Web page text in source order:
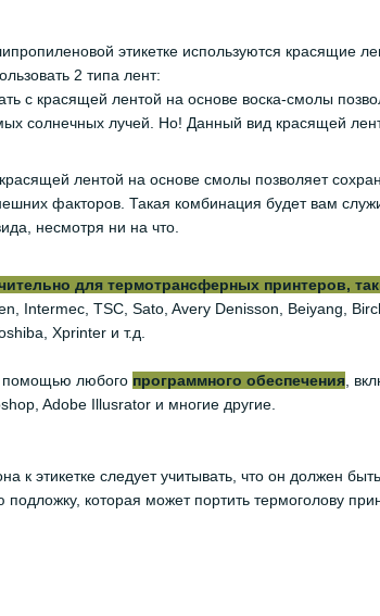
этикетке используются красящие
2 типа лент:
с красящей лентой на основе воска-смолы
солнечных лучей. Но! Данный вид красящей
лентой на основе смолы позволяет
факторов. Такая комбинация будет вам
несмотря ни на что.
для термотрансферных принтеров,
Intermec, TSC, Sato, Avery Denisson, Beiyang,
Xprinter и т.д.
помощью любого программного обеспечения ,
Adobe Illusrator и многие другие.
к этикетке следует учитывать, что он должен
подложку, которая может портить термоголову